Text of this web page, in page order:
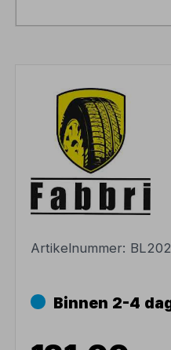
Artikelnummer:
Binnen 2-4